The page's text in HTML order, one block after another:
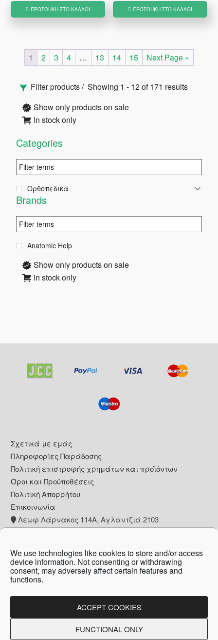
We use technologies like cookies to store and/or access
device information. Not consenting or withdrawing
consent, may adversely affect certain features and
functions.
ACCEPT COOKIES
FUNCTIONAL ONLY
ΠΡΟΣΘΉΚΗ ΣΤΟ ΚΑΛΆΘΙ ΠΡΟΣΘΉΚΗ ΣΤΟ ΚΑΛΆΘΙ
1 2 3 4 … 13 14 15 Next Page »
Αρχική
Πλευρική
Στήλη
Filter products
Showing 1 - 12 of 171 results
Show only products on sale
In stock only
Categories
Ορθοπεδικά
Brands
Anatomic Help
Show only products on sale
In stock only
Footer
Σχετικά με εμάς
Πληροφορίες Παράδοσης
Πολιτική επιστροφής χρημάτων και προϊόντων
Όροι και Προϋποθέσεις
Πολιτική Απορρήτου
Επικοινωνία
Λεωφ Λάρνακος 114Α, Αγλαντζιά 2103
Zanni Pharmacy
Created by:Blue Cloud Net